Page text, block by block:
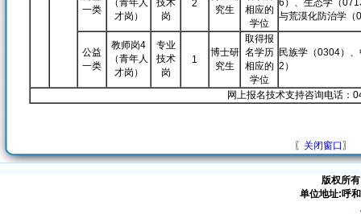
一类
（青年人
才岗）
技术
岗
2
究生
相应的
学位
6）、生态学（
与荒漠化防治学（
公益
一类
教师岗4
（青年人
才岗）
专业
技术
岗
1
博士研
究生
取得报
名学历
相应的
学位
民族学（0304）
2）
网上报名技术支持咨询电话：
〖 关闭窗口 〗
版权所
单位地址:呼